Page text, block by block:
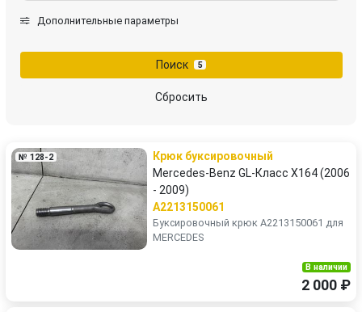
Дополнительные параметры
Поиск 5
Сбросить
№ 128-2
Крюк буксировочный
Mercedes-Benz GL-Класс X164 (2006
- 2009)
A2213150061
Буксировочный крюк A2213150061 для
MERCEDES
В наличии
2 000 ₽